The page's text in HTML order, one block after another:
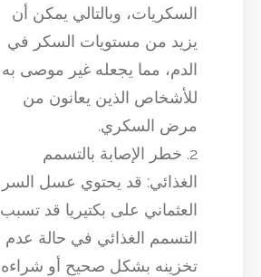
السكريات، وبالتالي يمكن أن
يزيد من مستويات السكر في
الدم، مما يجعله غير موصى به
للأشخاص الذين يعانون من
مرض السكري.
2. خطر الإصابة بالتسمم
الغذائي: قد يحتوي عسل السر
العثماني على بكتيريا قد تسبب
التسمم الغذائي في حالة عدم
تخزينه بشكل صحيح أو شراءه